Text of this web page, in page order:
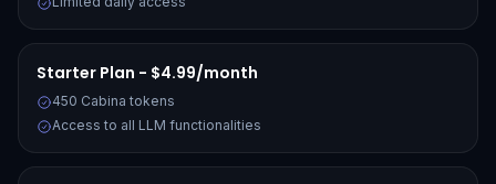
Starter Plan - $4.99/month
450 Cabina tokens
Access to all LLM functionalities